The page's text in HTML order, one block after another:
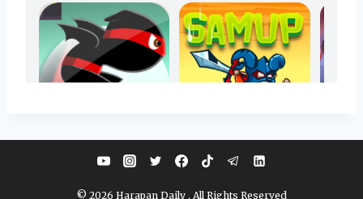
© 2026 Harapan Daily . All Rights Reserved